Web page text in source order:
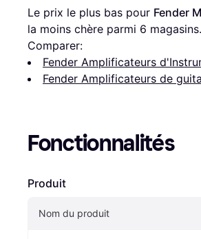
Le prix le plus bas pour Fender
la moins chère parmi 6 magasins.
Comparer:
Fender Amplificateurs
Fender Amplificateurs de
Fonctionnalités
Produit
Nom du produit